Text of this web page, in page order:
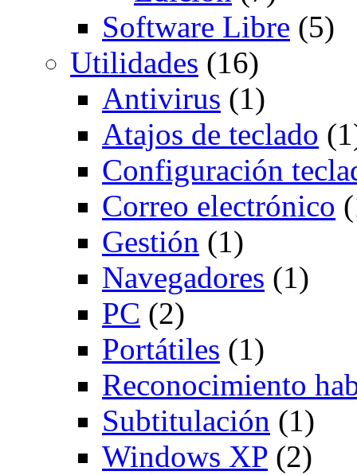
Software Libre (5)
Utilidades (16)
Antivirus (1)
Atajos de teclado
Configuración
Correo electrónico
Gestión (1)
Navegadores (1)
PC (2)
Portátiles (1)
Reconocimiento
Subtitulación (1)
Windows XP (2)